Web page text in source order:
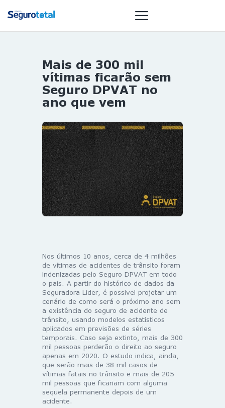
NOTÍCIAS
REVISTA
ESPECIAIS
OURO
ST SUMMIT
MULHERES
GESTORAS
HOMEST
HOME
Mais de 300 mil
vítimas ficarão sem
Seguro DPVAT no
ano que vem
Nos últimos 10 anos, cerca de 4 milhões
de vítimas de acidentes de trânsito foram
indenizadas pelo Seguro DPVAT em todo
o país. A partir do histórico de dados da
Seguradora Líder, é possível projetar um
cenário de como será o próximo ano sem
a existência do seguro de acidente de
trânsito, usando modelos estatísticos
aplicados em previsões de séries
temporais. Caso seja extinto, mais de 300
mil pessoas perderão o direito ao seguro
apenas em 2020. O estudo indica, ainda,
que serão mais de 38 mil casos de
vítimas fatais no trânsito e mais de 205
mil pessoas que ficariam com alguma
sequela permanente depois de um
acidente.